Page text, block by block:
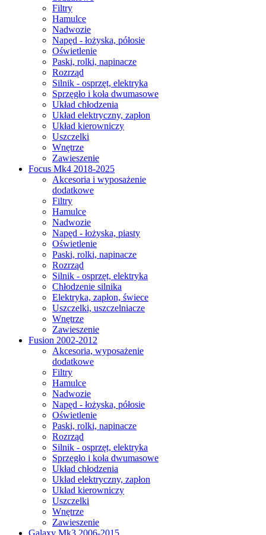
Filtry
Hamulce
Nadwozie
Napęd - łożyska, półosie
Oświetlenie
Paski, rolki, napinacze
Rozrząd
Silnik - osprzęt, elektryka
Sprzęgło i koła dwumasowe
Układ chłodzenia
Układ elektryczny, zapłon
Układ kierowniczy
Uszczelki
Wnętrze
Zawieszenie
Focus Mk4 2018-2025
Akcesoria i wyposażenie
dodatkowe
Filtry
Hamulce
Nadwozie
Napęd - łożyska, piasty
Oświetlenie
Paski, rolki, napinacze
Rozrząd
Silnik - osprzęt, elektryka
Chłodzenie silnika
Elektryka, zapłon, świece
Uszczelki, uszczelniacze
Wnętrze
Zawieszenie
Fusion 2002-2012
Akcesoria, wyposażenie
dodatkowe
Filtry
Hamulce
Nadwozie
Napęd - łożyska, półosie
Oświetlenie
Paski, rolki, napinacze
Rozrząd
Silnik - osprzęt, elektryka
Sprzęgło i koła dwumasowe
Układ chłodzenia
Układ elektryczny, zapłon
Układ kierowniczy
Uszczelki
Wnętrze
Zawieszenie
Galaxy Mk3 2006-2015